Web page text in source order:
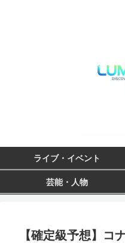
ライブ・イベント
芸能・人物
【確定級予想】コ